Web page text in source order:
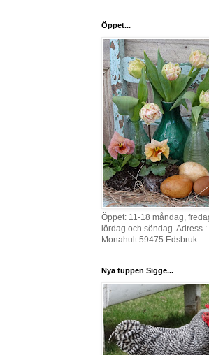
Öppet...
Öppet: 11-18 måndag,
lördag och söndag. Adress
Monahult 59475 Edsbruk
Nya tuppen Sigge...